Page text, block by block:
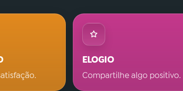
ELOGIO
Compartilhe algo positivo.